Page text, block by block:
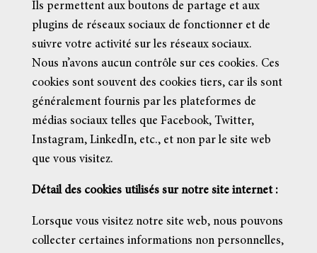
Ils permettent aux boutons de partage et aux
plugins de réseaux sociaux de fonctionner et de
suivre votre activité sur les réseaux sociaux.
Nous n’avons aucun contrôle sur ces cookies. Ces
cookies sont souvent des cookies tiers, car ils sont
généralement fournis par les plateformes de
médias sociaux telles que Facebook, Twitter,
Instagram, LinkedIn, etc., et non par le site web
que vous visitez.
Détail des cookies utilisés sur notre site internet :
Lorsque vous visitez notre site web, nous pouvons
collecter certaines informations non personnelles,